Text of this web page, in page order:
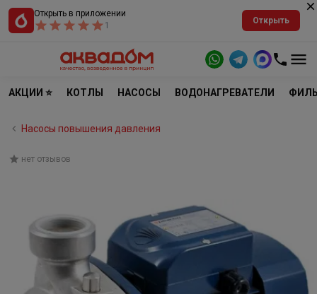
Открыть в приложении
1
Открыть
АКЦИИ ⭐ КОТЛЫ НАСОСЫ ВОДОНАГРЕВАТЕЛИ
Насосы повышения давления
нет отзывов